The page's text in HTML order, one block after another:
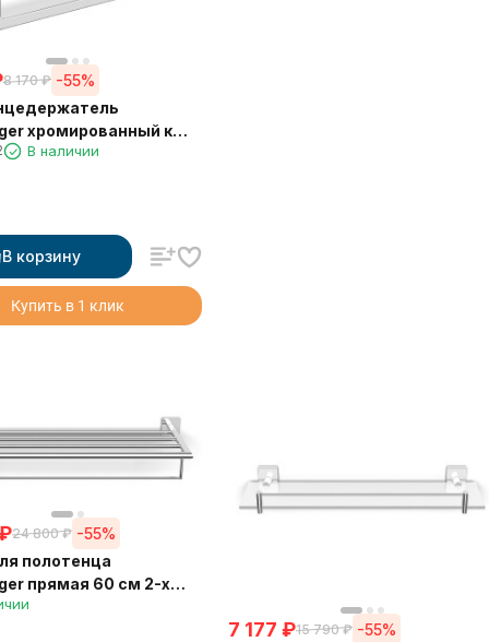
8 170 ₽ -55%
хромированный к
21838A
В наличии
В корзину
Купить в 1 клик
24 800 ₽ -55%
полотенца
прямая 60 см 2-х
7 177 ₽15 790 ₽ -55%